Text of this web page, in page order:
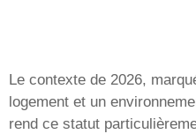
Le contexte de 2026,
logement et un
rend ce statut